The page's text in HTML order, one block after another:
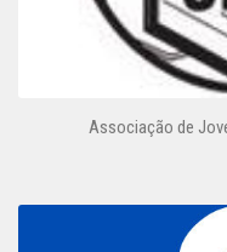
Associação de